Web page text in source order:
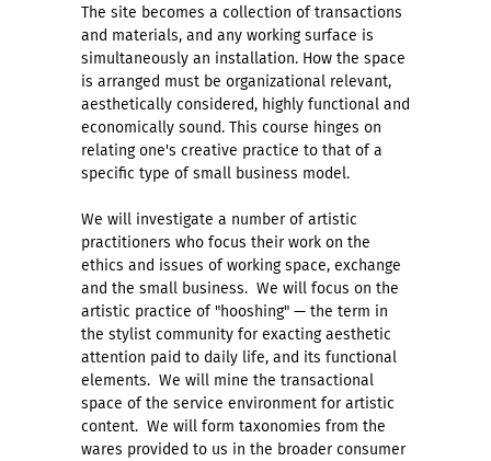
The site becomes a collection of transactions
and materials, and any working surface is
simultaneously an installation. How the space
is arranged must be organizational relevant,
aesthetically considered, highly functional and
economically sound. This course hinges on
relating one's creative practice to that of a
specific type of small business model.
We will investigate a number of artistic
practitioners who focus their work on the
ethics and issues of working space, exchange
and the small business. We will focus on the
artistic practice of "hooshing" — the term in
the stylist community for exacting aesthetic
attention paid to daily life, and its functional
elements. We will mine the transactional
space of the service environment for artistic
content. We will form taxonomies from the
wares provided to us in the broader consumer